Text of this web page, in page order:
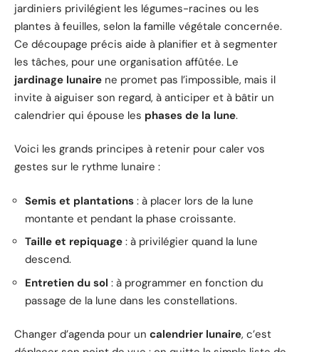
jardiniers privilégient les légumes-racines ou les
plantes à feuilles, selon la famille végétale concernée.
Ce découpage précis aide à planifier et à segmenter
les tâches, pour une organisation affûtée. Le
jardinage lunaire ne promet pas l’impossible, mais il
invite à aiguiser son regard, à anticiper et à bâtir un
calendrier qui épouse les phases de la lune.
Voici les grands principes à retenir pour caler vos
gestes sur le rythme lunaire :
Semis et plantations : à placer lors de la lune
montante et pendant la phase croissante.
Taille et repiquage : à privilégier quand la lune
descend.
Entretien du sol : à programmer en fonction du
passage de la lune dans les constellations.
Changer d’agenda pour un calendrier lunaire, c’est